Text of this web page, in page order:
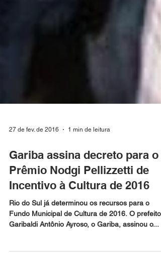
27 de fev. de 2016 1 min de leitura
Gariba assina decreto para o
Prêmio Nodgi Pellizzetti de
Incentivo à Cultura de 2016
Rio do Sul já determinou os recursos para o